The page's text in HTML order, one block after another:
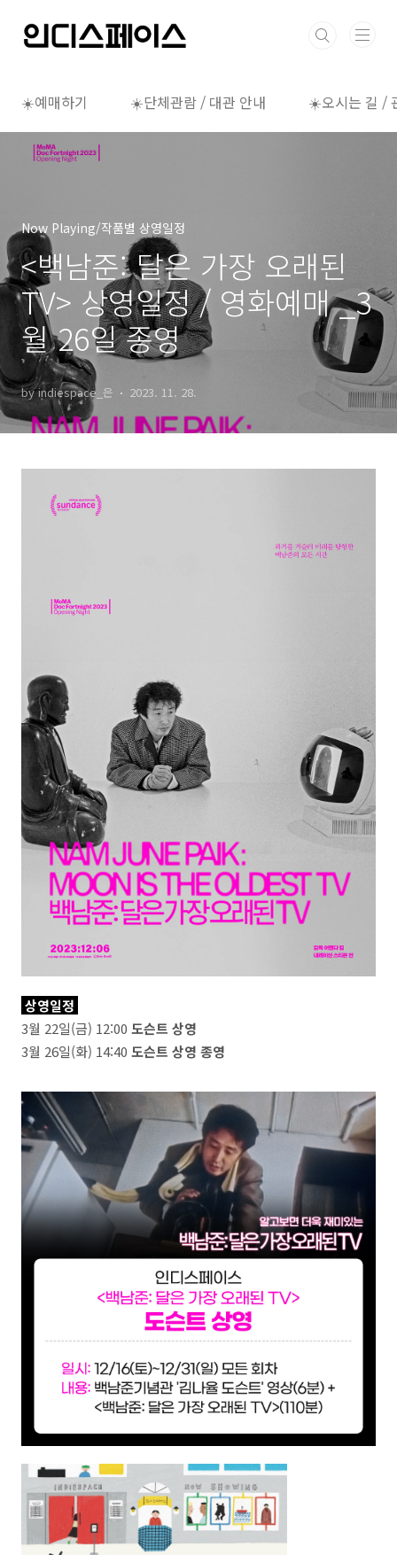
☀️예매하기 ☀️단체관람 / 대관 안내 ☀️오시는 길 /
Now Playing/작품별 상영일정
<백남준: 달은 가장 오래된
TV> 상영일정 / 영화예매 _3
월 26일 종영
by indiespace_은 2023. 11. 28.
상영일정
3월 22일(금) 12:00 도슨트 상영
3월 26일(화) 14:40 도슨트 상영 종영